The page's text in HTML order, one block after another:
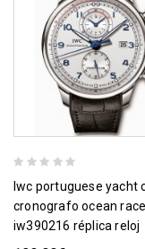
iwc portuguese yacht club
cronografo ocean
iw390216 réplica reloj